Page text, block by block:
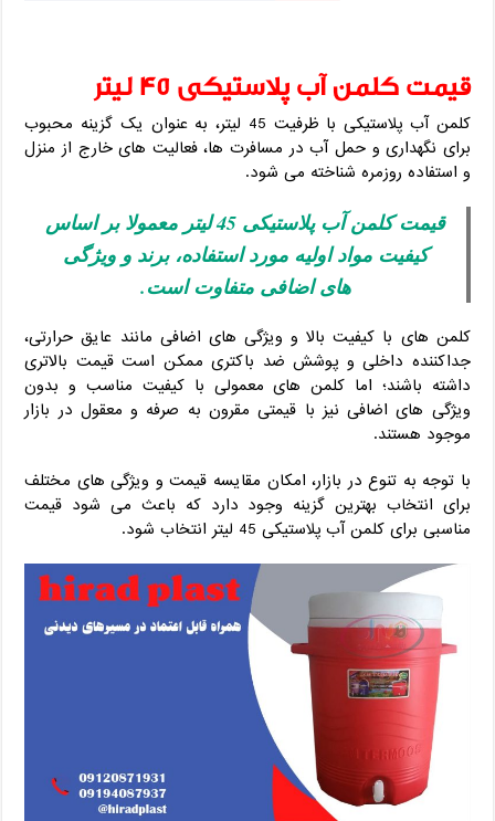
قیمت کلمن آب پلاستیکی 45 لیتر
کلمن آب پلاستیکی با ظرفیت 45 لیتر، به عنوان یک گزینه محبوب
برای نگهداری و حمل آب در مسافرت‌ ها، فعالیت‌ های خارج از منزل
و استفاده روزمره شناخته می‌ شود.
قیمت کلمن آب پلاستیکی 45 لیتر معمولا بر اساس
کیفیت مواد اولیه مورد استفاده، برند و ویژگی‌
های اضافی متفاوت است.
کلمن‌ های با کیفیت بالا و ویژگی‌ های اضافی مانند عایق حرارتی،
جداکننده داخلی و پوشش ضد باکتری ممکن است قیمت بالاتری
داشته باشند؛ اما کلمن‌ های معمولی با کیفیت مناسب و بدون
ویژگی‌ های اضافی نیز با قیمتی مقرون به صرفه و معقول در بازار
موجود هستند.
با توجه به تنوع در بازار، امکان مقایسه قیمت و ویژگی‌ های مختلف
برای انتخاب بهترین گزینه وجود دارد که باعث می‌ شود قیمت
مناسبی برای کلمن آب پلاستیکی 45 لیتر انتخاب شود.